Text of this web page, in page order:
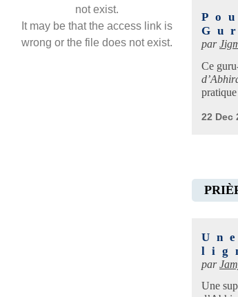
not exist.
It may be that the access link is
wrong or the file does not exist.
par
Ce
22 Dec
par
Une